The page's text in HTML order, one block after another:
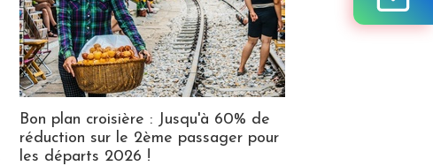
Bon plan croisière : Jusqu'à 60% de
réduction sur le 2ème passager pour
les départs 2026 !